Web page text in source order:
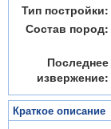
Тип постройки:
Состав пород:
Последнее
извержение:
Краткое описание